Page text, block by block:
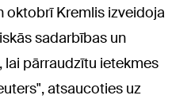
oktobrī Kremlis izveidoja
sadarbības un
pārraudzītu ietekmes
atsaucoties uz